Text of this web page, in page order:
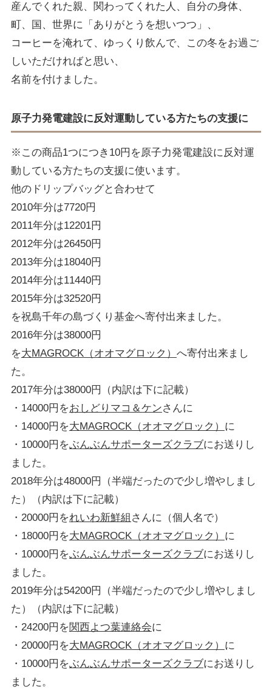
産んでくれた親、関わってくれた人、自分の身体、
町、国、世界に「ありがとうを想いつつ」、
コーヒーを淹れて、ゆっくり飲んで、この冬をお過ご
しいただければと思い、
名前を付けました。
原子力発電建設に反対運動している方たちの支援に
※この商品1つにつき10円を原子力発電建設に反対運
動している方たちの支援に使います。
他のドリップバッグと合わせて
2010年分は7720円
2011年分は12201円
2012年分は26450円
2013年分は18040円
2014年分は11440円
2015年分は32520円
を祝島千年の島づくり基金へ寄付出来ました。
2016年分は38000円
を大MAGROCK（オオマグロック） へ寄付出来まし
た。
2017年分は38000円（内訳は下に記載）
・14000円をおしどりマコ＆ケンさんに
・14000円を大MAGROCK（オオマグロック） に
・10000円をぶんぶんサポーターズクラブにお送りし
ました。
2018年分は48000円（半端だったので少し増やしまし
た）（内訳は下に記載）
・20000円をれいわ新鮮組 さんに（個人名で）
・18000円を大MAGROCK（オオマグロック） に
・10000円をぶんぶんサポーターズクラブにお送りし
ました。
2019年分は54200円（半端だったので少し増やしまし
た）（内訳は下に記載）
・24200円を関西よつ葉連絡会に
・20000円を大MAGROCK（オオマグロック） に
・10000円をぶんぶんサポーターズクラブにお送りし
ました。